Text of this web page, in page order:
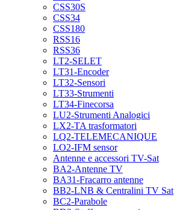
CSS30S
CSS34
CSS180
RSS16
RSS36
LT2-SELET
LT31-Encoder
LT32-Sensori
LT33-Strumenti
LT34-Finecorsa
LU2-Strumenti Analogici
LX2-TA trasformatori
LQ2-TELEMECANIQUE
LO2-IFM sensor
Antenne e accessori TV-Sat
BA2-Antenne TV
BA31-Fracarro antenne
BB2-LNB & Centralini TV Sat
BC2-Parabole